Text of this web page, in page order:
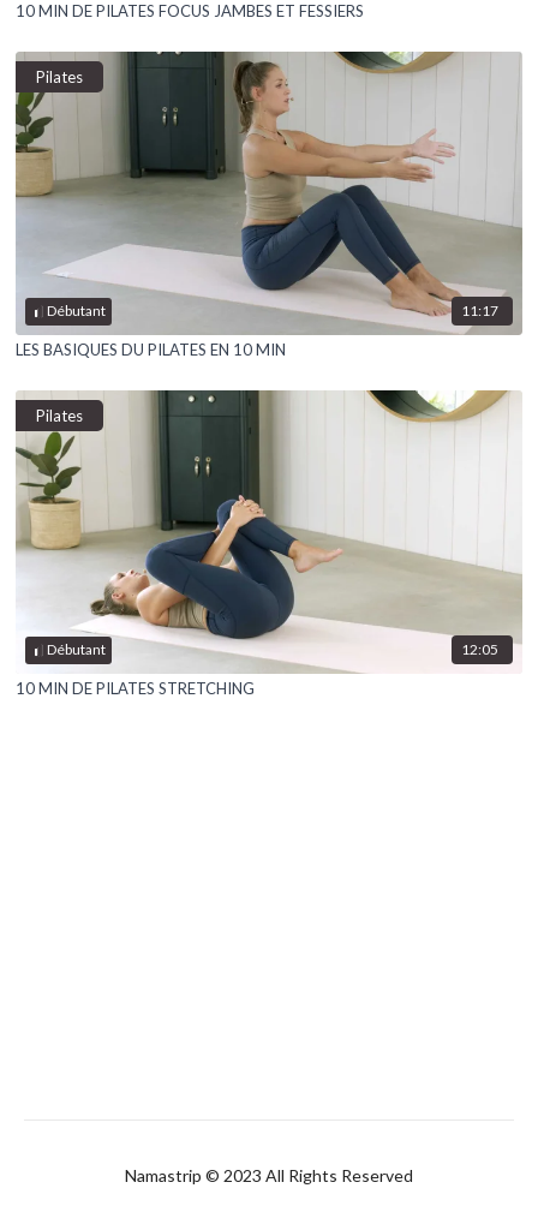
10 MIN DE PILATES FOCUS JAMBES ET FESSIERS
Débutant
Pilates
11:17
LES BASIQUES DU PILATES EN 10 MIN
Débutant
Pilates
12:05
10 MIN DE PILATES STRETCHING
Namastrip © 2023 All Rights Reserved